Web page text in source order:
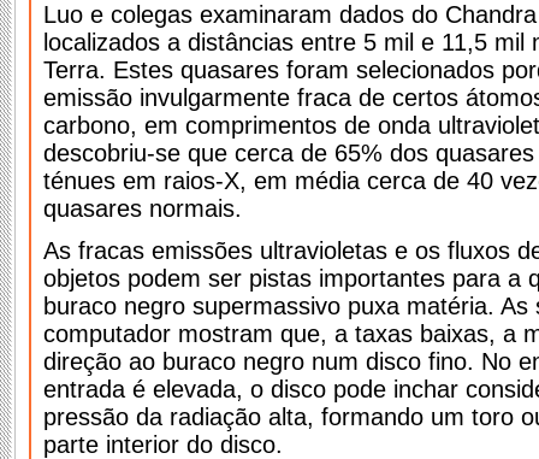
Luo e colegas examinaram dados do
localizados a distâncias entre 5 mil e 11,5 mil
Terra. Estes quasares foram selecionados
emissão invulgarmente fraca de certos
carbono, em comprimentos de onda
descobriu-se que cerca de 65% dos
ténues em raios-X, em média cerca de 40
quasares normais.
As fracas emissões ultravioletas e os fluxos
objetos podem ser pistas importantes para a
buraco negro supermassivo puxa matéria. As
computador mostram que, a taxas baixas, a
direção ao buraco negro num disco fino. No
entrada é elevada, o disco pode inchar
pressão da radiação alta, formando um toro
parte interior do disco.